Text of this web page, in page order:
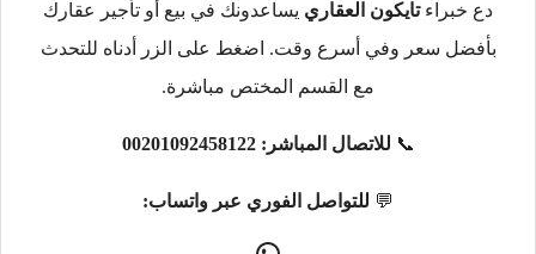
دع خبراءتايكون العقاري يساعدونك في بيع أو تأجير عقارك
بأفضل سعر وفي أسرع وقت. اضغط على الزر أدناه للتحدث
مع القسم المختص مباشرة.
📞 للاتصال المباشر: 00201092458122
💬 للتواصل الفوري عبر واتساب: